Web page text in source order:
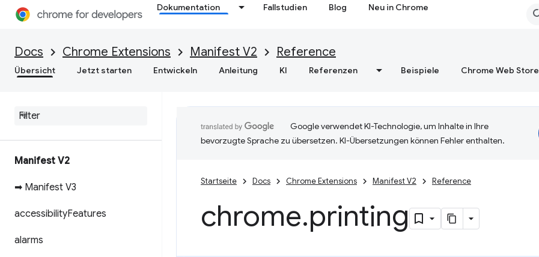
Dokumentation Fallstudien Blog Neu in Chrome
Docs Chrome Extensions Manifest V2 Reference
Übersicht Jetzt starten Entwickeln Anleitung KI Referenzen Beispiele Chrome Web Store
Manifest V2
➡ Manifest V3
accessibilityFeatures
alarms
Google verwendet KI-Technologie, um Inhalte in Ihre
bevorzugte Sprache zu übersetzen. KI-Übersetzungen können Fehler enthalten.
Startseite Docs Chrome Extensions Manifest V2 Reference
chrome.printing